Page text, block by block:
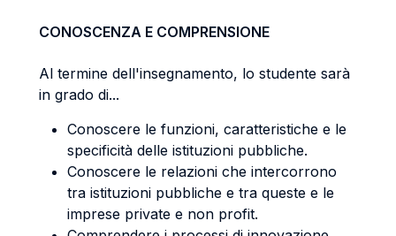
CONOSCENZA E COMPRENSIONE
Al termine dell'insegnamento, lo studente sarà
in grado di...
Conoscere le funzioni, caratteristiche e le
specificità delle istituzioni pubbliche.
Conoscere le relazioni che intercorrono
tra istituzioni pubbliche e tra queste e le
imprese private e non profit.